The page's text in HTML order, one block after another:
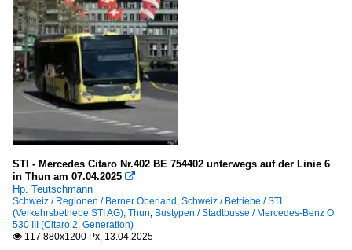
STI - Mercedes Citaro Nr.402 BE 754402 unterwegs auf der Linie 6
in Thun am 07.04.2025 
Hp. Teutschmann
Schweiz / Regionen / Berner Oberland , Schweiz / Betriebe / STI
(Verkehrsbetriebe STI AG), Thun, Bustypen / Stadtbusse / Mercedes-Benz O
530 III (Citaro 2. Generation)
 117 880x1200 Px, 13.04.2025